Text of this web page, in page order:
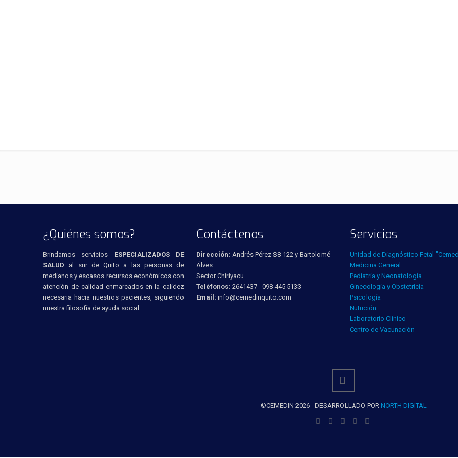
¿Quiénes somos?
Brindamos servicios ESPECIALIZADOS DE
SALUD al sur de Quito a las personas de
medianos y escasos recursos económicos con
atención de calidad enmarcados en la calidez
necesaria hacia nuestros pacientes, siguiendo
nuestra filosofía de ayuda social.
Contáctenos
Dirección: Andrés Pérez S8-122 y Bartolomé
Álves.
Sector Chiriyacu.
Teléfonos: 2641437 - 098 445 5133
Email: info@cemedinquito.com
Servicios
Unidad de Diagnóstico Fetal
Medicina General
Pediatría y Neonatología
Ginecología y Obstetricia
Psicología
Nutrición
Laboratorio Clínico
Centro de Vacunación
©CEMEDIN 2026 - DESARROLLADO POR NORTH DIGITAL